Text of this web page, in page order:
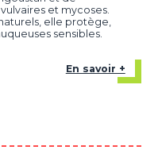
et mycoses.
elle protège,
sensibles.
En savoir +